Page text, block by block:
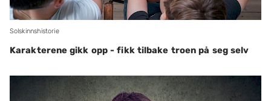
Solskinnshistorie
Karakterene gikk opp - fikk tilbake troen på seg selv